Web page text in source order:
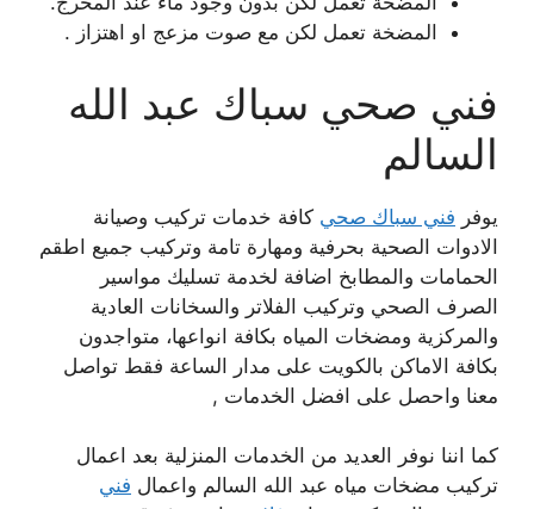
المضخة تعمل لكن مع صوت مزعج او اهتزاز .
فني صحي سباك عبد الله
السالم
يوفر فني سباك صحي كافة خدمات تركيب وصيانة
الادوات الصحية بحرفية ومهارة تامة وتركيب جميع اطقم
الحمامات والمطابخ اضافة لخدمة تسليك مواسير
الصرف الصحي وتركيب الفلاتر والسخانات العادية
والمركزية ومضخات المياه بكافة انواعها، متواجدون
بكافة الاماكن بالكويت على مدار الساعة فقط تواصل
معنا واحصل على افضل الخدمات ,
كما اننا نوفر العديد من الخدمات المنزلية بعد اعمال
تركيب مضخات مياه عبد الله السالم واعمال فني